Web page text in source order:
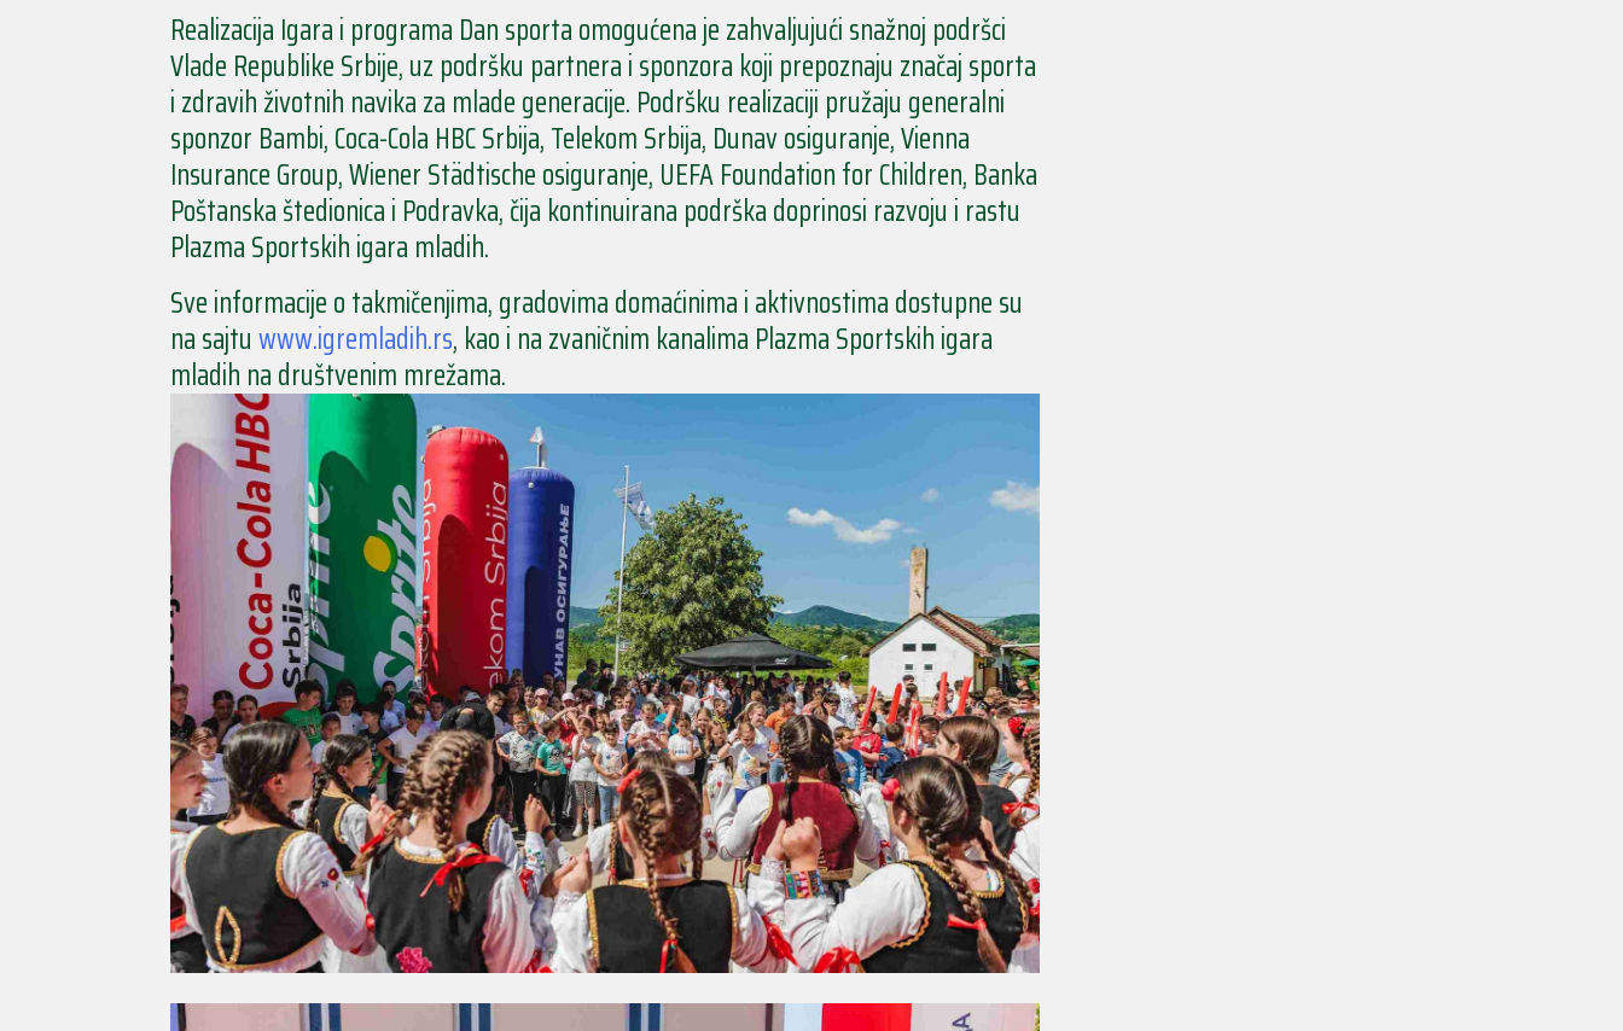
Realizacija Igara i programa Dan sporta omogućena je zahvaljujući snažnoj podršci
Vlade Republike Srbije, uz podršku partnera i sponzora koji prepoznaju značaj sporta
i zdravih životnih navika za mlade generacije. Podršku realizaciji pružaju generalni
sponzor Bambi, Coca-Cola HBC Srbija, Telekom Srbija, Dunav osiguranje, Vienna
Insurance Group, Wiener Städtische osiguranje, UEFA Foundation for Children, Banka
Poštanska štedionica i Podravka, čija kontinuirana podrška doprinosi razvoju i rastu
Plazma Sportskih igara mladih.
Sve informacije o takmičenjima, gradovima domaćinima i aktivnostima dostupne su
na sajtuwww.igremladih.rs, kao i na zvaničnim kanalima Plazma Sportskih igara
mladih na društvenim mrežama.